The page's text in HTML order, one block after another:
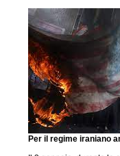
Per il regime iraniano